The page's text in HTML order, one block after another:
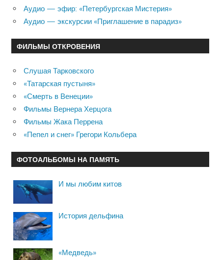
Аудио — эфир: «Петербургская Мистерия»
Аудио — экскурсии «Приглашение в парадиз»
ФИЛЬМЫ ОТКРОВЕНИЯ
Слушая Тарковского
«Татарская пустыня»
«Смерть в Венеции»
Фильмы Вернера Херцога
Фильмы Жака Перрена
«Пепел и снег» Грегори Кольбера
ФОТОАЛЬБОМЫ НА ПАМЯТЬ
И мы любим китов
История дельфина
«Медведь»